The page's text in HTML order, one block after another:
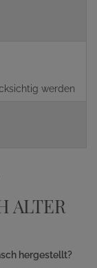
werden
ALTER
hergestellt?